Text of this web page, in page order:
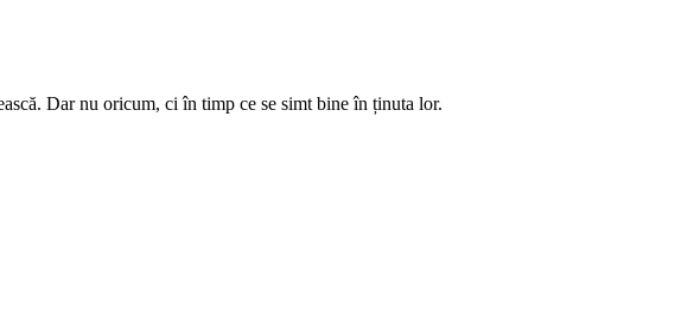
Dar nu oricum, ci în timp ce se simt bine în ținuta lor.